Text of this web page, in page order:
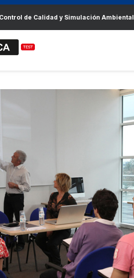
de Calidad y Simulación Ambiental